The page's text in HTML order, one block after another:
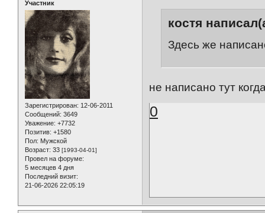
Участник
Зарегистрирован: 12-06-2011
Сообщений: 3649
Уважение: +7732
Позитив: +1580
Пол: Мужской
Возраст: 33 [1993-04-01]
Провел на форуме:
5 месяцев 4 дня
Последний визит:
21-06-2026 22:05:19
костя
Здесь же
не написано тут
0